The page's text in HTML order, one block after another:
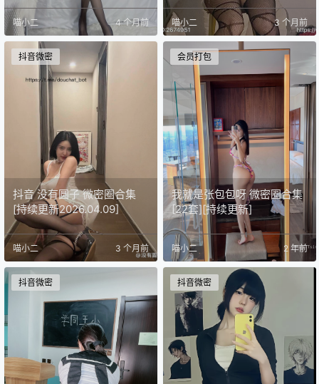
喵小二 4 个月前 喵小二 3 个月前
抖音微密
抖音 没有圆子 微密圈合集
[持续更新2026.04.09]
喵小二 3 个月前
会员打包
我就是张包包呀 微密圈合集
[22套][持续更新]
喵小二 2 年前
抖音微密 抖音微密